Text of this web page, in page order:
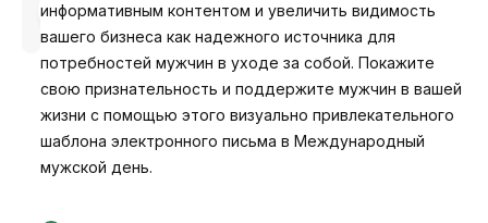
Анастасия
информативным контентом и увеличить видимость
вашего бизнеса как надежного источника для
потребностей мужчин в уходе за собой. Покажите
свою признательность и поддержите мужчин в вашей
жизни с помощью этого визуально привлекательного
шаблона электронного письма в Международный
мужской день.